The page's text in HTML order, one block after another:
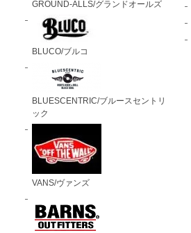
GROUND-ALLS/グランドオールズ
BLUCO/ブルコ
BLUESCENTRIC/ブルースセントリ
ック
VANS/ヴァンズ